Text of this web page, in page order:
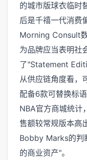
的城市版球衣临时
后是千禧一代消费
Morning Consult
为品牌应当表明社
了"Statement
从供应链角度看，
配备6款可替换标
NBA官方商城统计
售额较常规版本高
Bobby Marks的判
的商业资产"。